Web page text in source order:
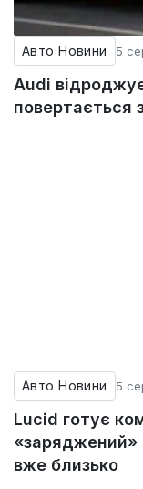
Авто Новини 5
Audi
повертається
Авто Новини 5
Lucid готує
«заряджений»
вже близько